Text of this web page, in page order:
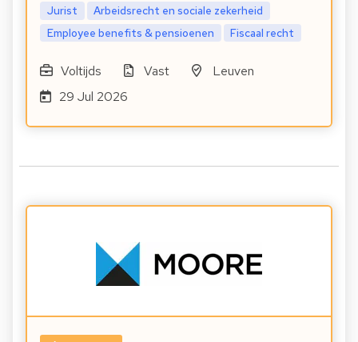
Jurist
Arbeidsrecht en sociale zekerheid
Employee benefits & pensioenen
Fiscaal recht
Voltijds Vast
Leuven
29 Jul 2026